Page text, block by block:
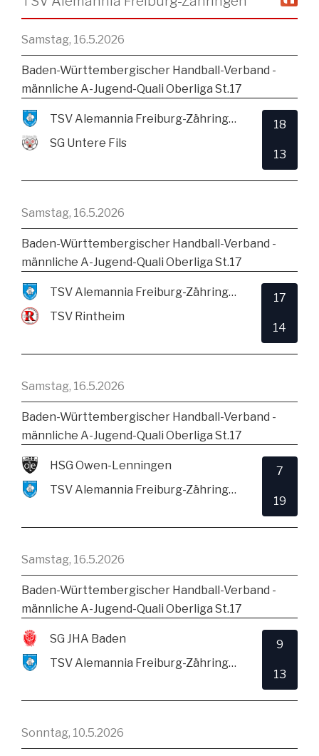
Samstag, 16.5.2026
Baden-Württembergischer Handball-Verband -
männliche A-Jugend-Quali Oberliga St.17
TSV Alemannia Freiburg-Zähringen
SG Untere Fils
18
13
Samstag, 16.5.2026
Baden-Württembergischer Handball-Verband -
männliche A-Jugend-Quali Oberliga St.17
TSV Alemannia Freiburg-Zähringen
TSV Rintheim
17
14
Samstag, 16.5.2026
Baden-Württembergischer Handball-Verband -
männliche A-Jugend-Quali Oberliga St.17
HSG Owen-Lenningen
TSV Alemannia Freiburg-Zähringen
7
19
Samstag, 16.5.2026
Baden-Württembergischer Handball-Verband -
männliche A-Jugend-Quali Oberliga St.17
SG JHA Baden
TSV Alemannia Freiburg-Zähringen
9
13
Sonntag, 10.5.2026